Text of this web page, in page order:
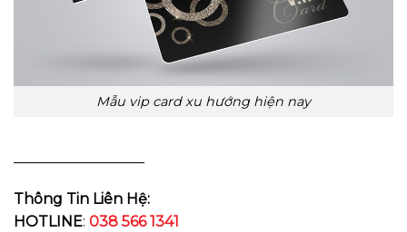
Mẫu vip card xu hướng hiện nay
Thông Tin Liên Hệ:
HOTLINE: 038 566 1341